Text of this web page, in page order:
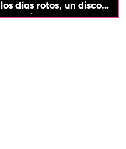
los días rotos, un disco
que salda una promesa